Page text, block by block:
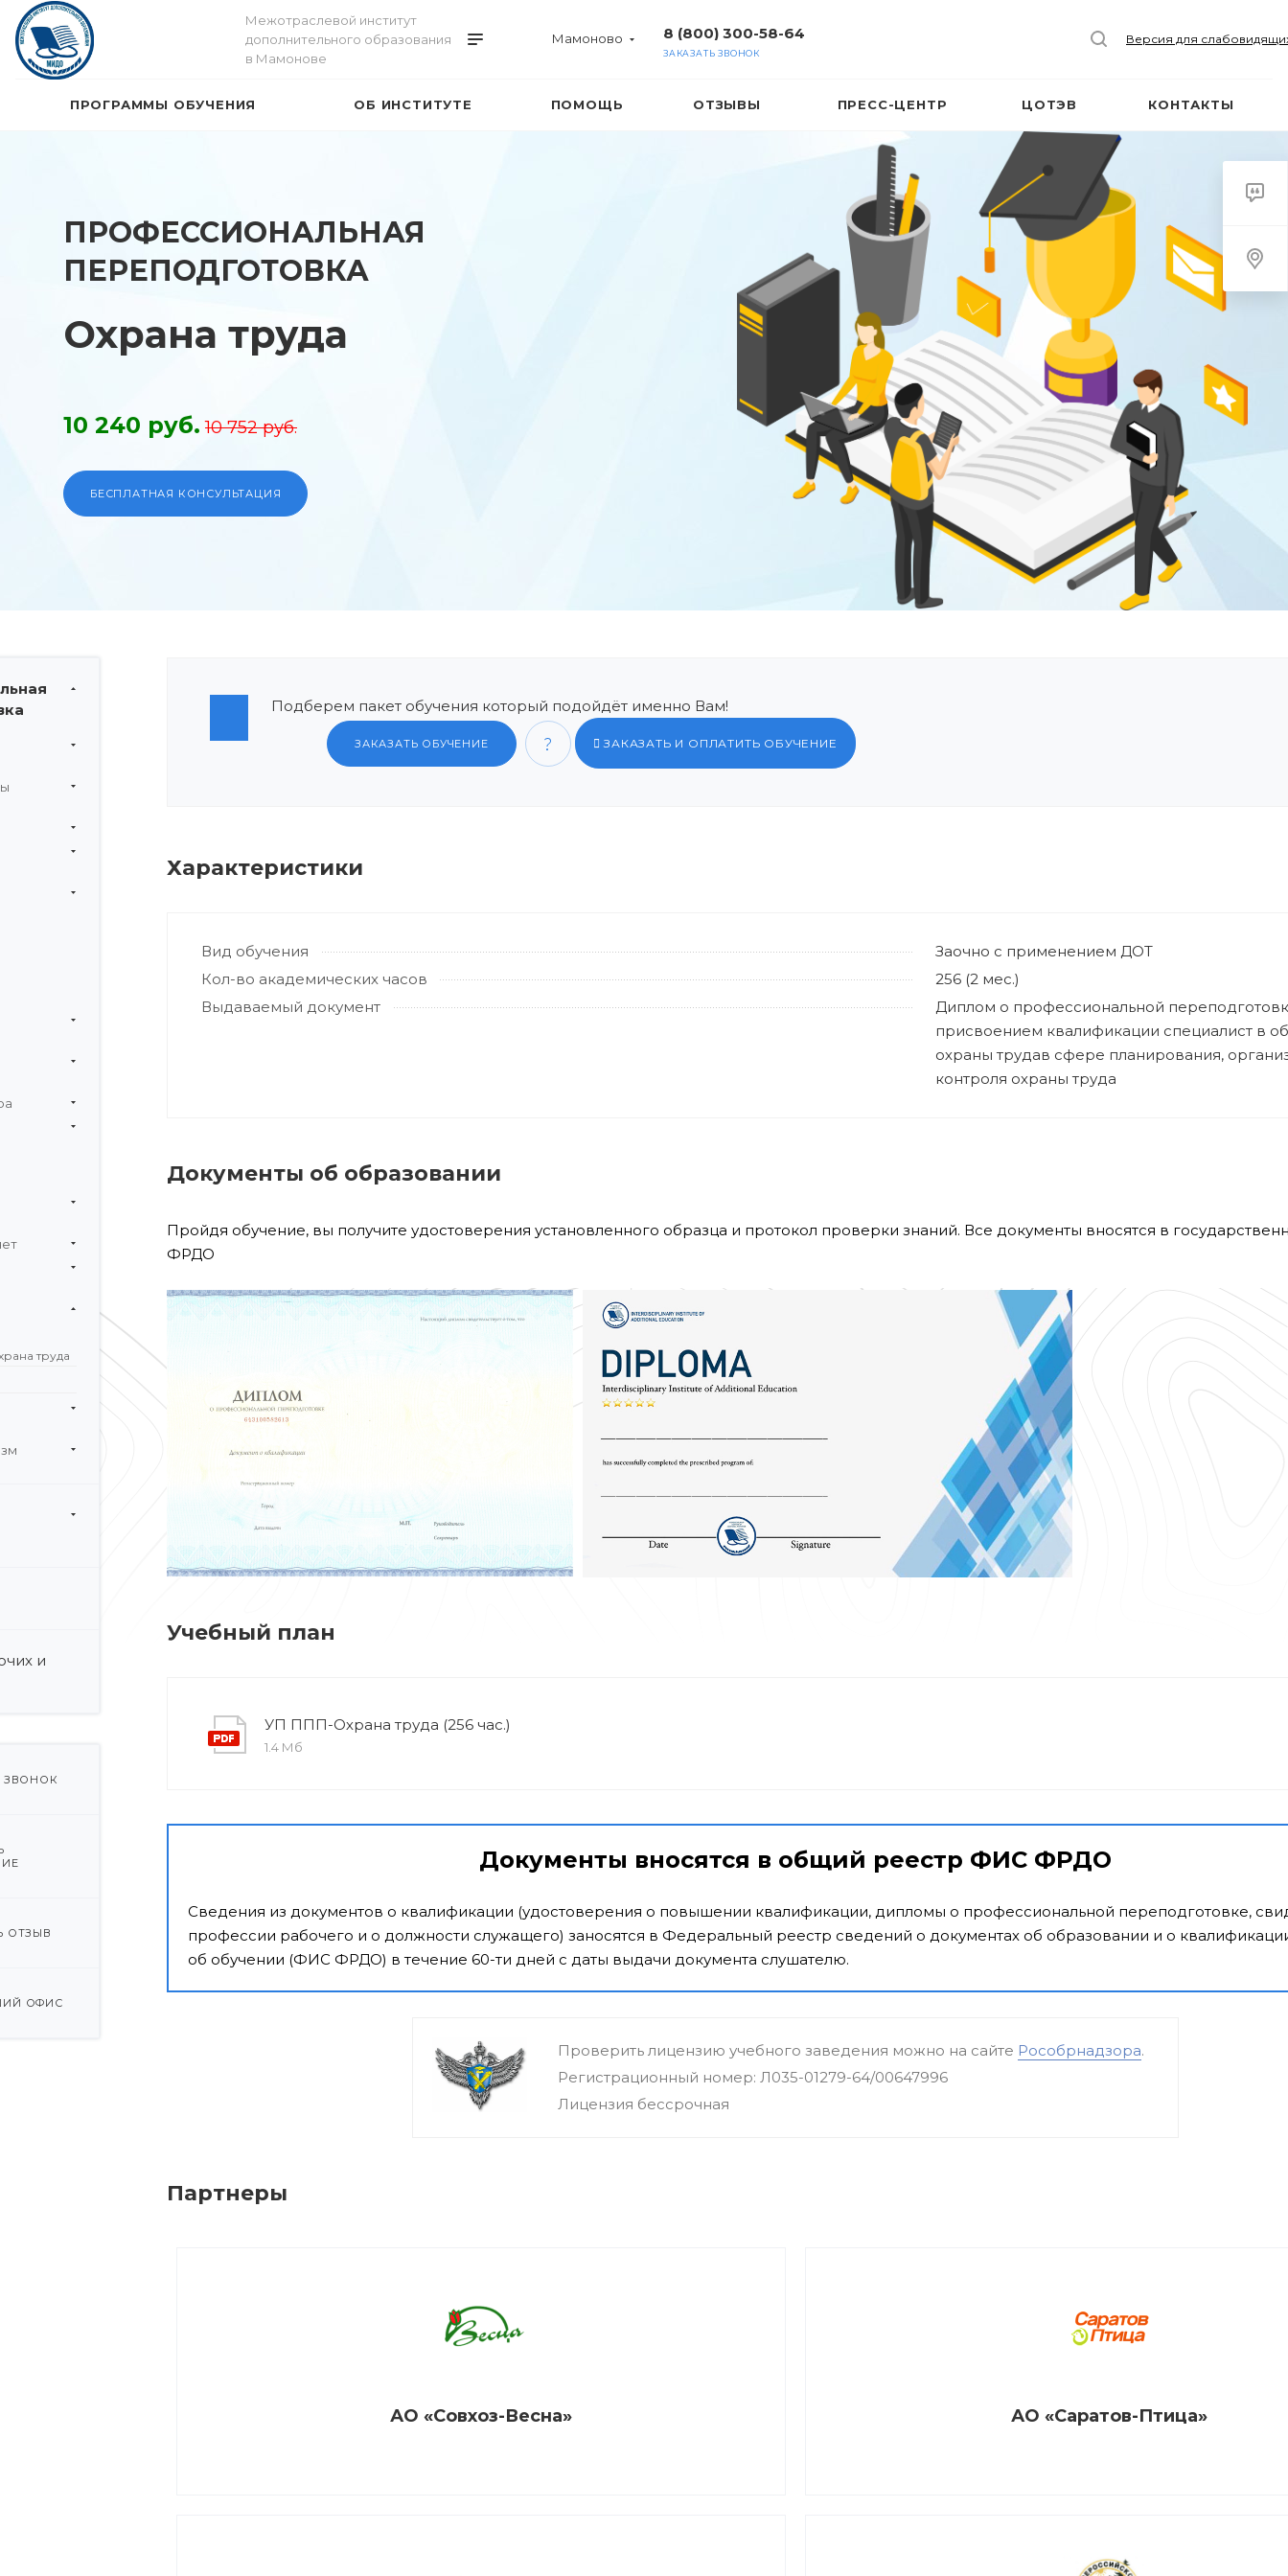
Межотраслевой институт
дополнительного образования
в Мамонове
Мамоново 8 (800) 300-58-64
ЗАКАЗАТЬ ЗВОНОК
Версия для
ПРОГРАММЫ ОБУЧЕНИЯ ОБ ИНСТИТУТЕ ПОМОЩЬ ОТЗЫВЫ ПРЕСС-ЦЕНТР ЦОТЭВ КОНТАКТЫ
ПРОФЕССИОНАЛЬНАЯ
ПЕРЕПОДГОТОВКА
Охрана труда
10 240 руб. 10 752 руб.
БЕСПЛАТНАЯ КОНСУЛЬТАЦИЯ
труда
и
ЗВОНОК
ОТЗЫВ
ОФИС
Подберем пакет обучения который подойдёт именно Вам!
ЗАКАЗАТЬ ОБУЧЕНИЕ ЗАКАЗАТЬ И ОПЛАТИТЬ ОБУЧЕНИЕ
Характеристики
Вид обучения
Заочно с применением ДОТ
Кол-во академических часов
256 (2 мес.)
Выдаваемый документ
Диплом о профессиональной
присвоением квалификации специалист в
охраны трудав сфере планирования,
контроля охраны труда
Документы об образовании
Пройдя обучение, вы получите удостоверения установленного образца и протокол проверки знаний. Все документы вносятся в
ФРДО
Учебный план
УП ППП-Охрана труда (256 час.)
1.4 Мб
Документы вносятся в общий реестр ФИС ФРДО
Сведения из документов о квалификации (удостоверения о повышении квалификации, дипломы о профессиональной переподготовке,
профессии рабочего и о должности служащего) заносятся в Федеральный реестр сведений о документах об образовании и о
об обучении (ФИС ФРДО) в течение 60-ти дней с даты выдачи документа слушателю.
Проверить лицензию учебного заведения можно на сайте Рособрнадзора.
Регистрационный номер: Л035-01279-64/00647996
Лицензия бессрочная
Партнеры
АО «Совхоз-Весна» АО «Саратов-Птица»